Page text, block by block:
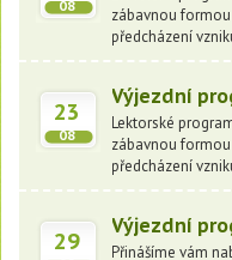
08
zábavnou
předcházení
23
08
Výjezdní
Lektorské
zábavnou
předcházení
29
Výjezdní
Přinášíme vám